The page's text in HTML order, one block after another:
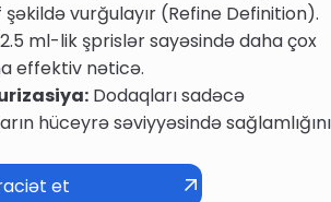
vurğulayır (Refine Definition).
2.5 ml-lik şprislər sayəsində daha çox
effektiv nəticə.
Dodaqları sadəcə
hüceyrə səviyyəsində sağlamlığını
et